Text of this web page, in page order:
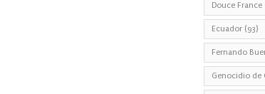
Douce France
Ecuador (93)
Fernando
Genocidio de